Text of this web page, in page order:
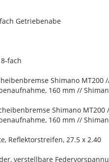
Getriebenabe
fach
Shimano MT200
160 mm //
Shimano
160 mm //
Reflektorstreifen, 27.5 x 2.40
verstellbare